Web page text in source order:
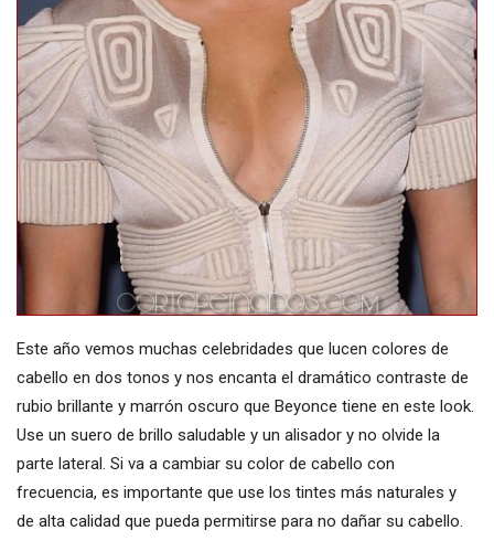
Este año vemos muchas celebridades que lucen colores de
cabello en dos tonos y nos encanta el dramático contraste de
rubio brillante y marrón oscuro que Beyonce tiene en este look.
Use un suero de brillo saludable y un alisador y no olvide la
parte lateral. Si va a cambiar su color de cabello con
frecuencia, es importante que use los tintes más naturales y
de alta calidad que pueda permitirse para no dañar su cabello.